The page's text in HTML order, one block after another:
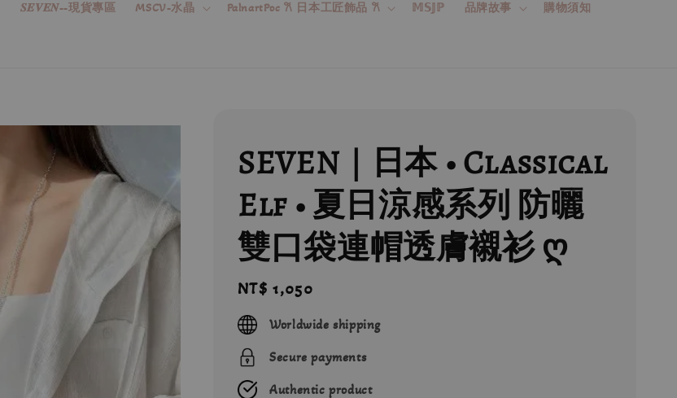
𝑺𝑬𝑽𝑬𝑵--現貨專區 MSCV-水晶 PalnartPoc 𐙚 日本工匠飾品 𐙚 𝕄𝕊𝕁ℙ 品牌故事 購物須知
SEVEN｜日本 • Classical
Elf • 夏日涼感系列 防曬
雙口袋連帽透膚襯衫 ღ
Regular
price
NT$ 1,050
Worldwide shipping
Secure payments
Authentic product